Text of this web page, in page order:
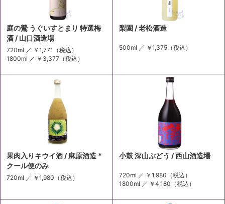
庭の鶯 うぐいすとまり 特選梅
酒 / 山口酒造場
720ml ／ ￥1,771 （税込）
1800ml ／ ￥3,377 （税込）
梨園 / 老松酒造
500ml ／ ￥1,375（税込）
果肉入りキウイ酒 / 麻原酒造 *
クール便のみ
720ml ／ ￥1,980 （税込）
小鼓 深山ぶどう / 西山酒造場
720ml ／ ￥1,980 （税込）
1800ml ／ ￥4,180 （税込）